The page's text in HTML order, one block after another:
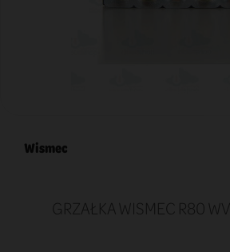
Wismec
GRZAŁKA WISMEC R80